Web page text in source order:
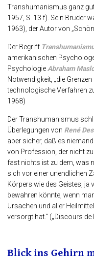
Transhumanismus ganz
1957, S. 13 f). Sein Bruder
1963), der Autor von
Der Begriff
amerikanischen
Psychologie Abraham
Notwendigkeit, „die
technologische Verfahren
1968)
Der Transhumanismus
Überlegungen von René
aber sicher, daß es
von Profession, der nicht
fast nichts ist zu dem, was
sich vor einer unendlichen
Körpers wie des Geistes,
bewahren könnte, wenn
Ursachen und aller
versorgt hat.“ („Discours de
Blick ins Gehirn